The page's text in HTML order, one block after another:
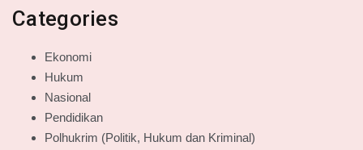
Categories
Ekonomi
Hukum
Nasional
Pendidikan
Polhukrim (Politik, Hukum dan Kriminal)